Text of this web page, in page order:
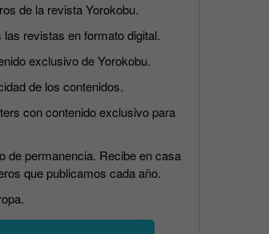
de la revista Yorokobu.
las revistas en formato digital.
exclusivo de Yorokobu.
de los contenidos.
con contenido exclusivo para
de permanencia. Recibe en casa
que publicamos cada año.